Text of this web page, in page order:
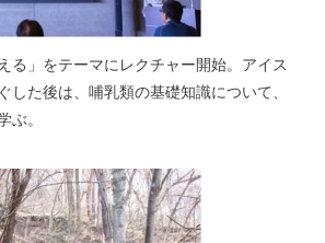
る」をテーマにレクチャー開始。アイス
した後は、哺乳類の基礎知識について、
ぶ。